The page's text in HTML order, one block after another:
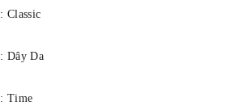
: Classic
: Dây Da
: Time